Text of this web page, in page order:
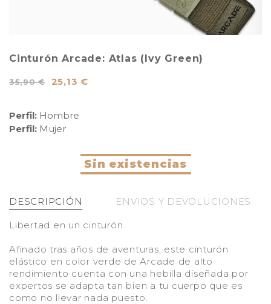
Cinturón Arcade: Atlas (Ivy Green)
35,90 € 25,13 €
Perfil: Hombre
Perfil: Mujer
Sin existencias
DESCRIPCIÓN ENVIOS Y DEVOLUCIONES
Libertad en un cinturón.
Afinado tras años de aventuras, este cinturón
elástico en color verde de Arcade de alto
rendimiento cuenta con una hebilla diseñada por
expertos se adapta tan bien a tu cuerpo que es
como no llevar nada puesto.